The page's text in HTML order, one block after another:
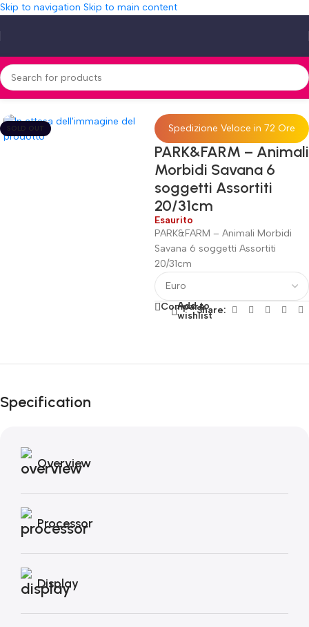
Skip to navigation Skip to main content
PARK&FARM – Animali Morbidi Savana 6 soggetti Assortiti 20/31cm
SOLD OUT Spedizione Veloce in 72 Ore
PARK&FARM – Animali
Morbidi Savana 6
soggetti Assortiti
20/31cm
Esaurito
PARK&FARM – Animali Morbidi
Savana 6 soggetti Assortiti
20/31cm
Compare
Add to
wishlistShare:
Fino al 12 Ottobre...
Autunno!
Specification
Overview
Processor
Display